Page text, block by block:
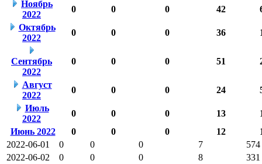
Ноябрь
2022
0 0 0 42
Октябрь
2022
0 0 0 36
Сентябрь
2022
0 0 0 51
Август
2022
0 0 0 24
Июль
2022
0 0 0 13
Июнь 2022
0 0 0 12
2022-06-01
0 0 0 7
574
2022-06-02
0 0 0 8
331